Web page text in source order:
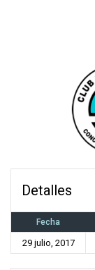
Detalles
Fecha
29 julio, 2017